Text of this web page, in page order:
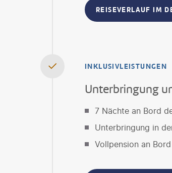
REISEVERLAUF IM
INKLUSIVLEISTUNGEN
Unterbringung
7 Nächte an Bord
Unterbringung in
Vollpension an